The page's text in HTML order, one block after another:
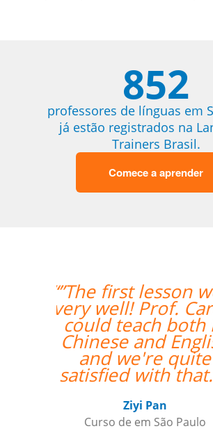
852
professores de línguas em
já estão registrados na
Trainers Brasil.
Comece a aprender
went “”A Josette tem
experiência,
as dificuldades
brasileiro,
aprendizado.””
Curso de Alemão em São
Sul